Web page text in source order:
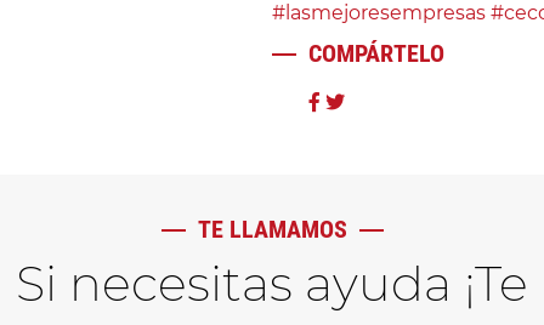
#lasmejoresempresas
COMPÁRTELO
TE LLAMAMOS
Si necesitas ayuda ¡Te